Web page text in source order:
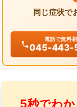
同じ症状で
電話で無料
045-443-
5秒でわ